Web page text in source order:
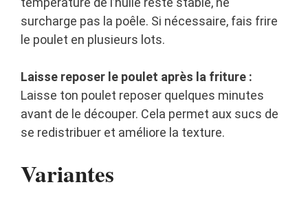
surcharge pas la poêle. Si nécessaire, fais frire
le poulet en plusieurs lots.
Laisse reposer le poulet après la friture :
Laisse ton poulet reposer quelques minutes
avant de le découper. Cela permet aux sucs de
se redistribuer et améliore la texture.
Variantes